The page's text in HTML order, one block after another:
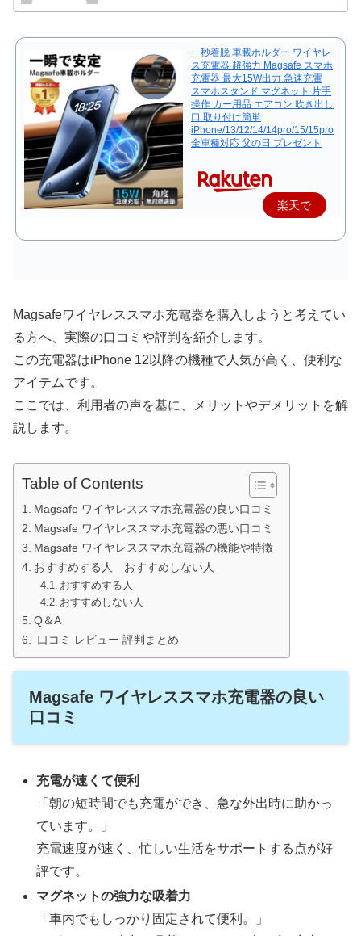
一秒着脱 車載ホルダー ワイヤレ
ス充電器 超強力 Magsafe スマホ
充電器 最大15W出力 急速充電
スマホスタンド マグネット 片手
操作 カー用品 エアコン 吹き出し
口 取り付け簡単
iPhone/13/12/14/14pro/15/15pro
全車種対応 父の日 プレゼント
楽天で
Magsafeワイヤレススマホ充電器を購入しようと考えてい
る方へ、実際の口コミや評判を紹介します。
この充電器はiPhone 12以降の機種で人気が高く、便利な
アイテムです。
ここでは、利用者の声を基に、メリットやデメリットを解
説します。
Table of Contents
Magsafe ワイヤレススマホ充電器の良い口コミ
Magsafe ワイヤレススマホ充電器の悪い口コミ
Magsafe ワイヤレススマホ充電器の機能や特徴
おすすめする人 おすすめしない人
おすすめする人
おすすめしない人
Q＆A
口コミ レビュー 評判まとめ
Magsafe ワイヤレススマホ充電器の良い
口コミ
充電が速くて便利
「朝の短時間でも充電ができ、急な外出時に助かっ
ています。」
充電速度が速く、忙しい生活をサポートする点が好
評です。
マグネットの強力な吸着力
「車内でもしっかり固定されて便利。」